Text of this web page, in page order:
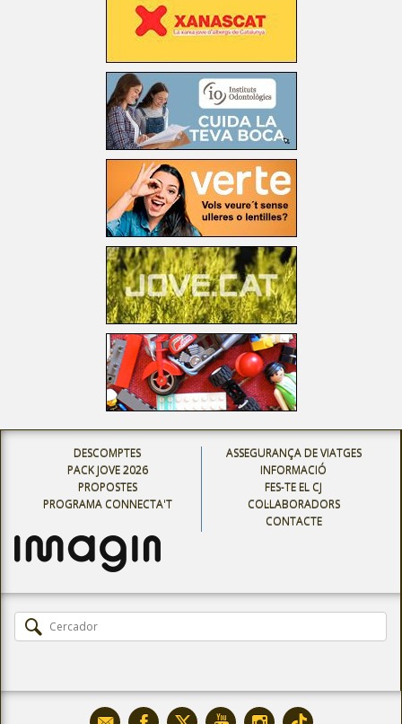
DESCOMPTES
PACK JOVE 2026
PROPOSTES
PROGRAMA CONNECTA'T
ASSEGURANÇA DE VIATGES
INFORMACIÓ
FES-TE EL CJ
COL·LABORADORS
CONTACTE